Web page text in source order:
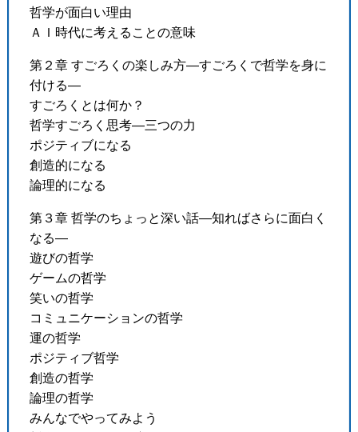
哲学が面白い理由
ＡＩ時代に考えることの意味
第２章 すごろくの楽しみ方―すごろくで哲学を身に
付ける―
すごろくとは何か？
哲学すごろく思考―三つの力
ポジティブになる
創造的になる
論理的になる
第３章 哲学のちょっと深い話―知ればさらに面白く
なる―
遊びの哲学
ゲームの哲学
笑いの哲学
コミュニケーションの哲学
運の哲学
ポジティブ哲学
創造の哲学
論理の哲学
みんなでやってみよう